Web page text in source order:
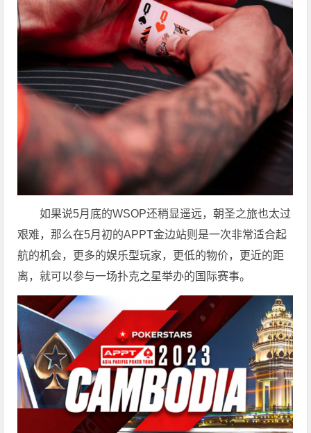
如果说5月底的WSOP还稍显遥远，朝圣之旅也太过
艰难，那么在5月初的APPT金边站则是一次非常适合起
航的机会，更多的娱乐型玩家，更低的物价，更近的距
离，就可以参与一场扑克之星举办的国际赛事。